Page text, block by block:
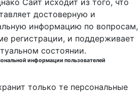
Сайт исходит из того, что
достоверную и
информацию по вопросам,
регистрации, и поддерживает
состоянии.
информации пользователей
только те персональные